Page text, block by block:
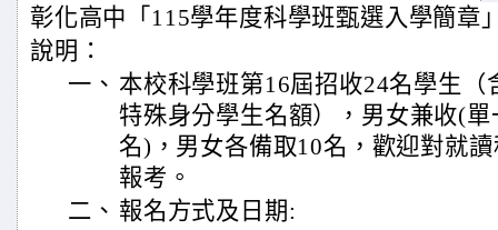
彰化高中「115學年度科學班甄選入學簡章
說明：
一、 本校科學班第16屆招收24名學生（
特殊身分學生名額），男女兼收(
名)，男女各備取10名，歡迎對就
報考。
二、 報名方式及日期: